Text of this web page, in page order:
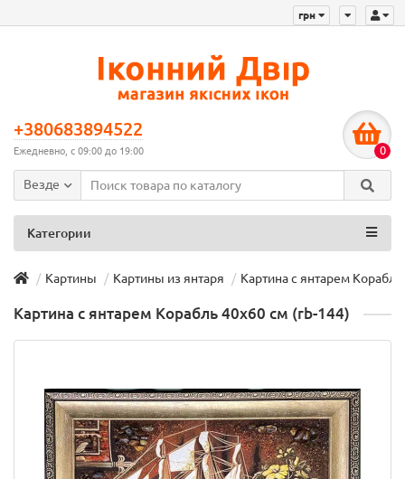
грн
+380683894522
Ежедневно, с 09:00 до 19:00 0
Везде
Категории
Картины Картины из янтаря Картина с янтарем
Картина с янтарем Корабль 40х60 см (rb-144)